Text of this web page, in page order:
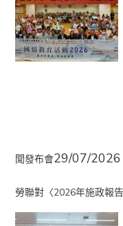
聞發布會29/07/2026
勞聯對〈2026年施政報